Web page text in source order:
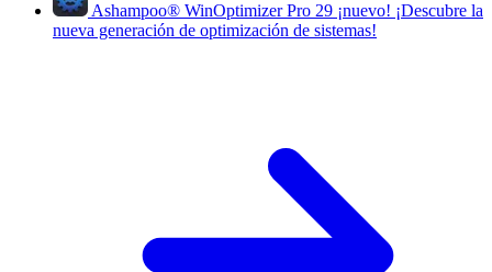
Ashampoo® WinOptimizer Pro 29 ¡nuevo! ¡Descubre la
nueva generación de optimización de sistemas!